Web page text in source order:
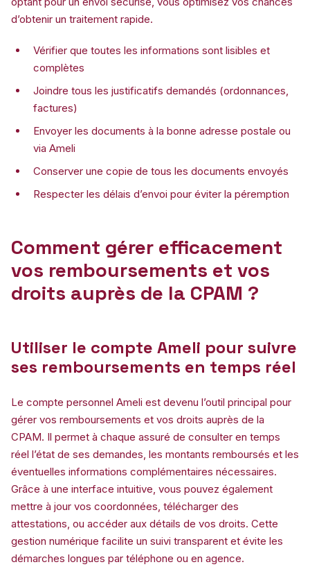
d’obtenir un traitement rapide.
Vérifier que toutes les informations sont lisibles et
complètes
Joindre tous les justificatifs demandés (ordonnances,
factures)
Envoyer les documents à la bonne adresse postale ou
via Ameli
Conserver une copie de tous les documents envoyés
Respecter les délais d’envoi pour éviter la péremption
Comment gérer efficacement
vos remboursements et vos
droits auprès de la CPAM ?
Utiliser le compte Ameli pour suivre
ses remboursements en temps réel
Le compte personnel Ameli est devenu l’outil principal pour
gérer vos remboursements et vos droits auprès de la
CPAM. Il permet à chaque assuré de consulter en temps
réel l’état de ses demandes, les montants remboursés et les
éventuelles informations complémentaires nécessaires.
Grâce à une interface intuitive, vous pouvez également
mettre à jour vos coordonnées, télécharger des
attestations, ou accéder aux détails de vos droits. Cette
gestion numérique facilite un suivi transparent et évite les
démarches longues par téléphone ou en agence.